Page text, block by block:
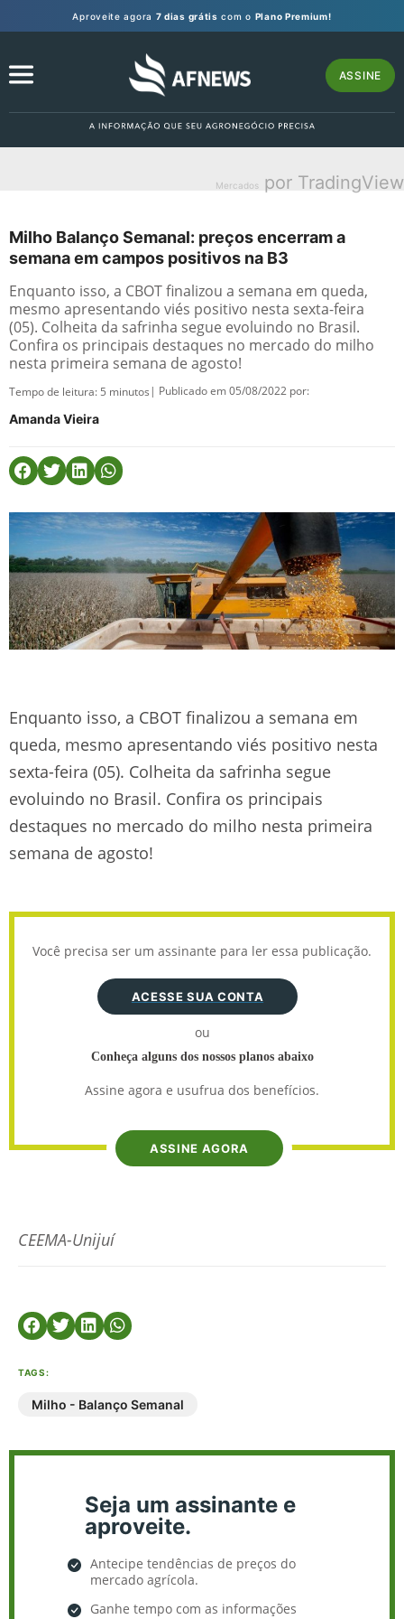
Aproveite agora 7 dias grátis com o Plano Premium!
ASSINE
Mercados por TradingView
Milho Balanço Semanal: preços encerram a
semana em campos positivos na B3
Enquanto isso, a CBOT finalizou a semana em queda,
mesmo apresentando viés positivo nesta sexta-feira
(05). Colheita da safrinha segue evoluindo no Brasil.
Confira os principais destaques no mercado do milho
nesta primeira semana de agosto!
Tempo de leitura: 5 minutos | Publicado em 05/08/2022 por:
Amanda Vieira
Enquanto isso, a CBOT finalizou a semana em
queda, mesmo apresentando viés positivo nesta
sexta-feira (05). Colheita da safrinha segue
evoluindo no Brasil. Confira os principais
destaques no mercado do milho nesta primeira
semana de agosto!
Você precisa ser um assinante para ler essa publicação.
ACESSE SUA CONTA
ou
Conheça alguns dos nossos planos abaixo
Assine agora e usufrua dos benefícios.
ASSINE AGORA
CEEMA-Unijuí
TAGS:
Milho - Balanço Semanal
Seja um assinante e
aproveite.
Antecipe tendências de preços do
mercado agrícola.
Ganhe tempo com as informações